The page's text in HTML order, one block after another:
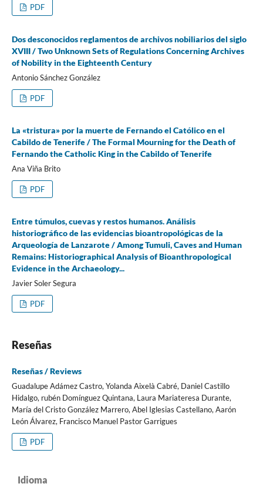
PDF
Dos desconocidos reglamentos de archivos nobiliarios del siglo
XVIII / Two Unknown Sets of Regulations Concerning Archives
of Nobility in the Eighteenth Century
Antonio Sánchez González
PDF
La «tristura» por la muerte de Fernando el Católico en el
Cabildo de Tenerife / The Formal Mourning for the Death of
Fernando the Catholic King in the Cabildo of Tenerife
Ana Viña Brito
PDF
Entre túmulos, cuevas y restos humanos. Análisis
historiográfico de las evidencias bioantropológicas de la
Arqueología de Lanzarote / Among Tumuli, Caves and Human
Remains: Historiographical Analysis of Bioanthropological
Evidence in the Archaeology...
Javier Soler Segura
PDF
Reseñas
Reseñas / Reviews
Guadalupe Adámez Castro, Yolanda Aixelà Cabré, Daniel Castillo
Hidalgo, rubén Domínguez Quintana, Laura Mariateresa Durante,
María del Cristo González Marrero, Abel Iglesias Castellano, Aarón
León Álvarez, Francisco Manuel Pastor Garrigues
PDF
Idioma